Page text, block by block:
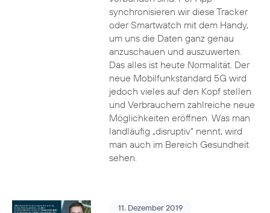
synchronisieren wir diese Tracker
oder Smartwatch mit dem Handy,
um uns die Daten ganz genau
anzuschauen und auszuwerten.
Das alles ist heute Normalität. Der
neue Mobilfunkstandard 5G wird
jedoch vieles auf den Kopf stellen
und Verbrauchern zahlreiche neue
Möglichkeiten eröffnen. Was man
landläufig „disruptiv“ nennt, wird
man auch im Bereich Gesundheit
sehen.
11. Dezember 2019